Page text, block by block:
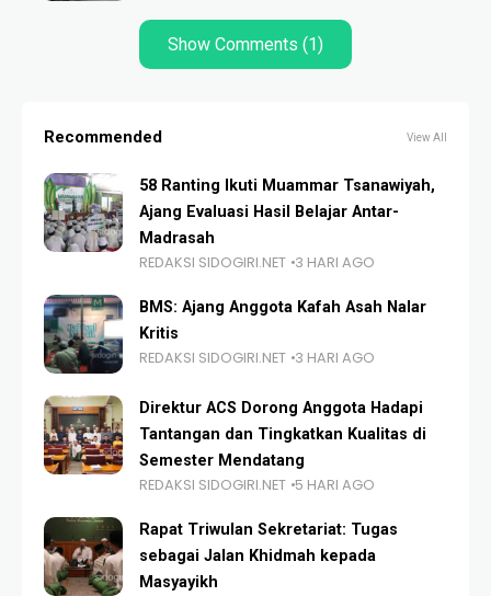
Show Comments (1)
Recommended View All
58 Ranting Ikuti Muammar Tsanawiyah,
Ajang Evaluasi Hasil Belajar Antar-
Madrasah
REDAKSI SIDOGIRI.NET 3 HARI AGO
BMS: Ajang Anggota Kafah Asah Nalar
Kritis
REDAKSI SIDOGIRI.NET 3 HARI AGO
Direktur ACS Dorong Anggota Hadapi
Tantangan dan Tingkatkan Kualitas di
Semester Mendatang
REDAKSI SIDOGIRI.NET 5 HARI AGO
Rapat Triwulan Sekretariat: Tugas
sebagai Jalan Khidmah kepada
Masyayikh